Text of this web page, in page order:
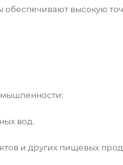
обеспечивают высокую
вод.
и других пищевых